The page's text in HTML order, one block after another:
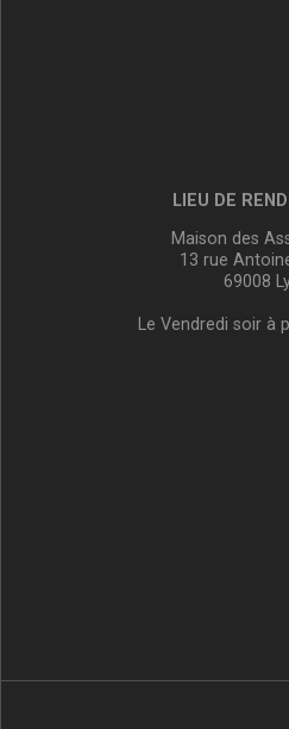
LIEU DE
Maison des
13 rue
69008
Le Vendredi soir à